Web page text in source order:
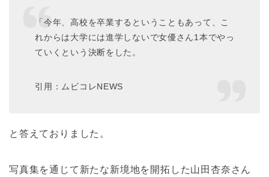
「今年、高校を卒業するということもあって、こ
れからは大学には進学しないで女優さん1本でやっ
ていくという決断をした。
引用：ムビコレNEWS
と答えておりました。
写真集を通じて新たな新境地を開拓した山田杏奈さん